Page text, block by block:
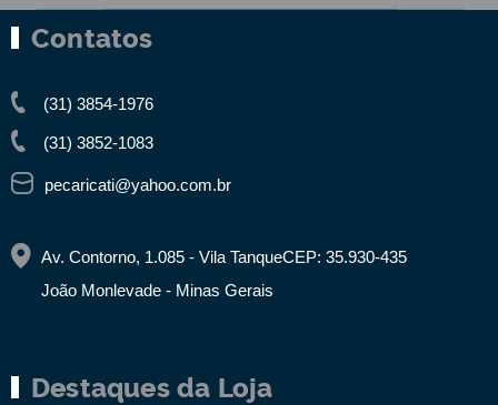
Contatos
(31) 3854-1976
(31) 3852-1083
pecaricati@yahoo.com.br
Av. Contorno, 1.085 - Vila TanqueCEP: 35.930-435
João Monlevade - Minas Gerais
Destaques da Loja